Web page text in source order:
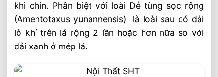
khi chín. Phân biệt với loài Dẻ tùng sọc rộng
(Amentotaxus yunannensis) là loài sau có dải
lỗ khí trên lá rộng 2 lần hoặc hơn nữa so với
dải xanh ở mép lá.